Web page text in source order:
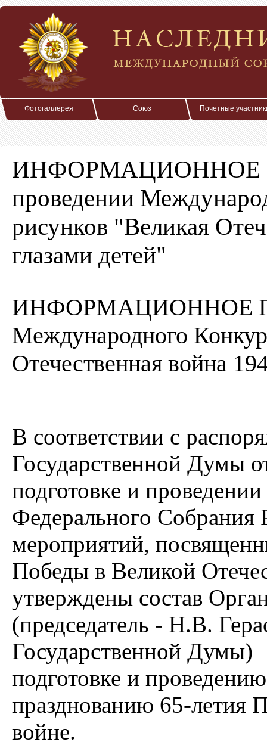
Фотогаллерея Союз Почетные
ИНФОРМАЦИОННОЕ
проведении
рисунков "Великая
глазами детей"
ИНФОРМАЦИОННОЕ
Международного
Отечественная война
В соответствии с
Государственной Думы
подготовке и
Федерального Собрания
мероприятий,
Победы в Великой
утверждены состав
(председатель - Н.В.
Государственной
подготовке и
празднованию 65-летия
войне.